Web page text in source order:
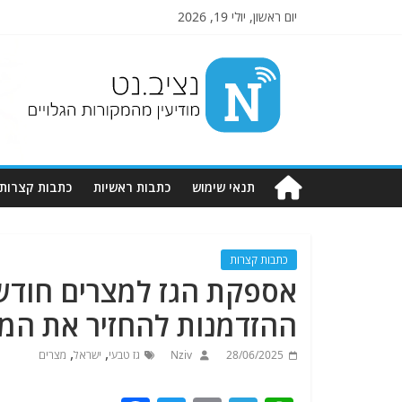
יום ראשון, יולי 19, 2026
Nziv.net
מודיעין
מהמקורות
תנאי שימוש כתבות ראשיות כתבות קצרות
כתבות קצרות
אספקת הגז למצרים
ההזדמנות להחזיר את
28/06/2025
Nziv גז טבעי, ישראל, מצרים